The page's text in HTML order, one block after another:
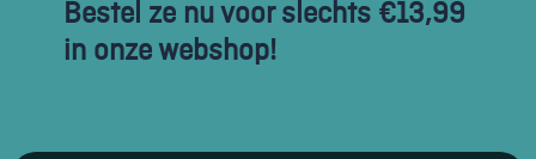
Bestel ze nu voor slechts €13,99
in onze webshop!